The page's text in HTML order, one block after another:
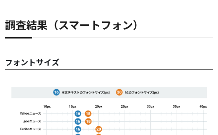
調査結果（スマートフォン）
フォントサイズ